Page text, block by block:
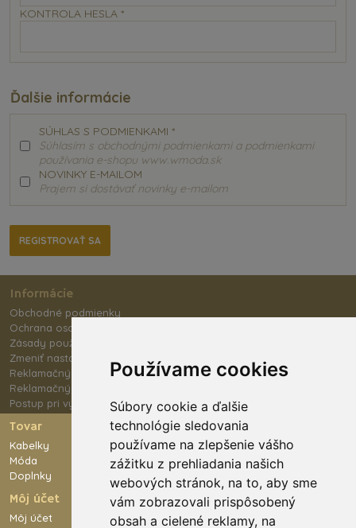
Používame cookies
Súbory cookie a ďalšie
technológie sledovania
používame na zlepšenie vášho
zážitku z prehliadania našich
webových stránok, na to, aby sme
vám zobrazovali prispôsobený
obsah a cielené reklamy, na
KONTROLA HESLA *
Ďalšie informácie
SÚHLAS S PODMIENKAMI *
Súhlasím s obchodnými podmienkami a podmienkami
používania e-shopu www.wmoda.sk
NOVINKY E-MAILOM
Prajem si dostávať novinky e-mailom
Informácie
Obchodné podmienky
Ochrana osobných údajov
Zásady používania súborov cookies
Zmeniť nastavenie cookies
Reklamačný poriadok
Reklamačný formulár
Postup pri výmene tovaru
Tovar
Kabelky
Móda
Doplnky
Môj účet
Môj účet